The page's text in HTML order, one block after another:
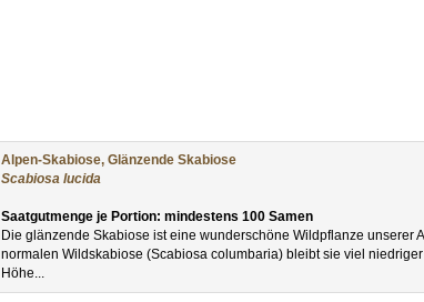
Alpen-Skabiose, Glänzende Skabiose
Scabiosa lucida
Saatgutmenge je Portion: mindestens 100 Samen
Die glänzende Skabiose ist eine wunderschöne Wildpflanze unserer
normalen Wildskabiose (Scabiosa columbaria) bleibt sie viel
Höhe...